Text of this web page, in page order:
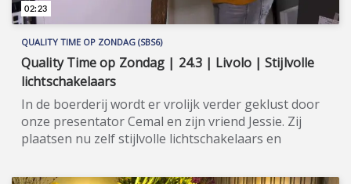
QUALITY TIME OP ZONDAG (SBS6)
Quality Time op Zondag | 24.3 | Livolo | Stijlvolle
lichtschakelaars
In de boerderij wordt er vrolijk verder geklust door
onze presentator Cemal en zijn vriend Jessie. Zij
plaatsen nu zelf stijlvolle lichtschakelaars en
Zondag is een nieuw, eigentijds lifestyle-
02:23